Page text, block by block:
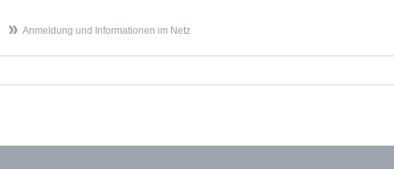
Anmeldung und Informationen im Netz